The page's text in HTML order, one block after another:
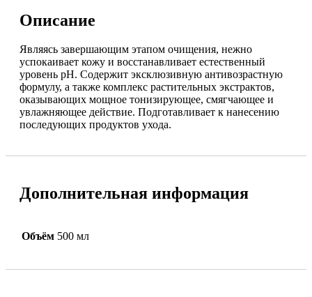
Описание
Являясь завершающим этапом очищения, нежно
успокаивает кожу и восстанавливает естественный
уровень pH. Содержит эксклюзивную антивозрастную
формулу, а также комплекс растительных экстрактов,
оказывающих мощное тонизирующее, смягчающее и
увлажняющее действие. Подготавливает к нанесению
последующих продуктов ухода.
Дополнительная информация
Объём 500 мл